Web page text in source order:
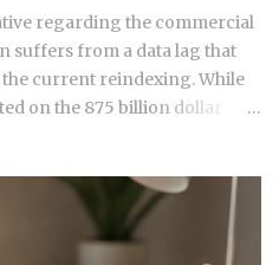
major urban centers
the ubiquitous VietQR
regarding the commercial
suffers from a data lag that
current reindexing. While
on the 875 billion dollar
phase where the market is
it is actively absorbing the
in average interest